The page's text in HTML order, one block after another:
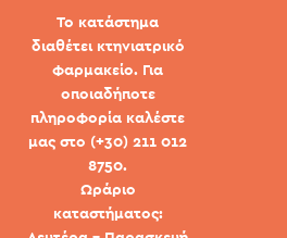
Το κατάστημα
διαθέτει κτηνιατρικό
φαρμακείο. Για
οποιαδήποτε
πληροφορία καλέστε
μας στο (+30) 211 012
8750.
Ωράριο
καταστήματος: